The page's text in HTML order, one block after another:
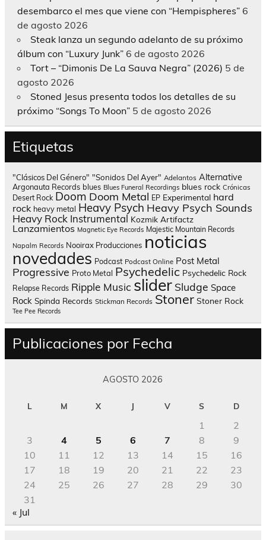
desembarco el mes que viene con “Hempispheres” 6
de agosto 2026
Steak lanza un segundo adelanto de su próximo
álbum con “Luxury Junk” 6 de agosto 2026
Tort – “Dimonis De La Sauva Negra” (2026) 5 de
agosto 2026
Stoned Jesus presenta todos los detalles de su
próximo “Songs To Moon” 5 de agosto 2026
Etiquetas
"Clásicos Del Género" "Sonidos Del Ayer" Adelantos Alternative
Argonauta Records blues Blues Funeral Recordings blues rock Crónicas
Desert Rock Doom Doom Metal EP Experimental hard
rock heavy metal Heavy Psych Heavy Psych Sounds
Heavy Rock Instrumental Kozmik Artifactz
Lanzamientos Magnetic Eye Records Majestic Mountain Records
Napalm Records Nooirax Producciones noticias
novedades Podcast Podcast Online Post Metal
Progressive Proto Metal Psychedelic Psychedelic Rock
Relapse Records Ripple Music slider Sludge Space
Rock Spinda Records Stickman Records Stoner Stoner Rock
Tee Pee Records
Publicaciones por Fecha
AGOSTO 2026
L M X J V S D
1
2
3
4 5 6 7 8
9
10
11 12 13 14 15
16
17
18 19 20 21 22
23
24
25 26 27 28 29
30
31
« Jul